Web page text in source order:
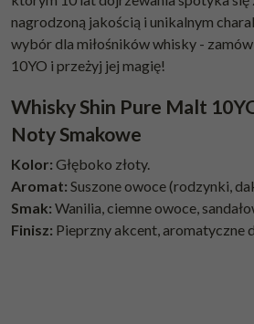
nagrodzoną jakością i unikalnym
wybór dla miłośników whisky -
10YO i przeżyj jej magię!
Whisky Shin Pure Malt
Noty Smakowe
Kolor: Głęboko złoty.
Aromat: Suszone owoce (rodzynki,
Smak: Wanilia, ciemne owoce,
Finisz: Pieprzny akcent, aromatyczne